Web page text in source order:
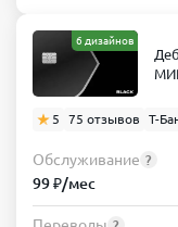
6 дизайнов
5 75 отзывов Т-
Обслуживание ?
99 ₽/мес